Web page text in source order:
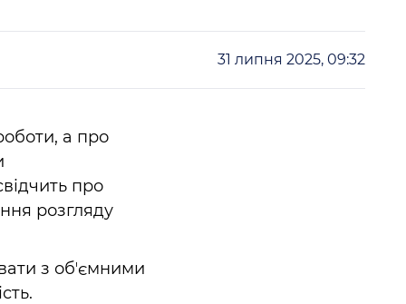
31 липня 2025, 09:32
а про
про
розгляду
з обʼємними